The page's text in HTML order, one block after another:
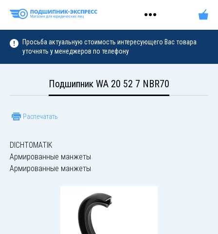
Просьба актуальную стоимость интересующего Вас товара
уточнять у менеджеров по телефону
Подшипник WA 20 52 7 NBR70
Распечатать
DICHTOMATIK
Армированные манжеты
Армированные манжеты